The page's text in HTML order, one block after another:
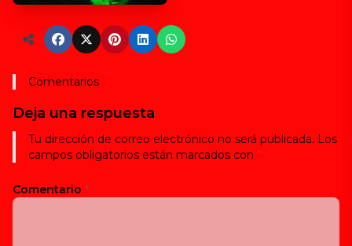
Comentarios
Deja una respuesta
Tu dirección de correo electrónico no será publicada. Los
campos obligatorios están marcados con *
Comentario *